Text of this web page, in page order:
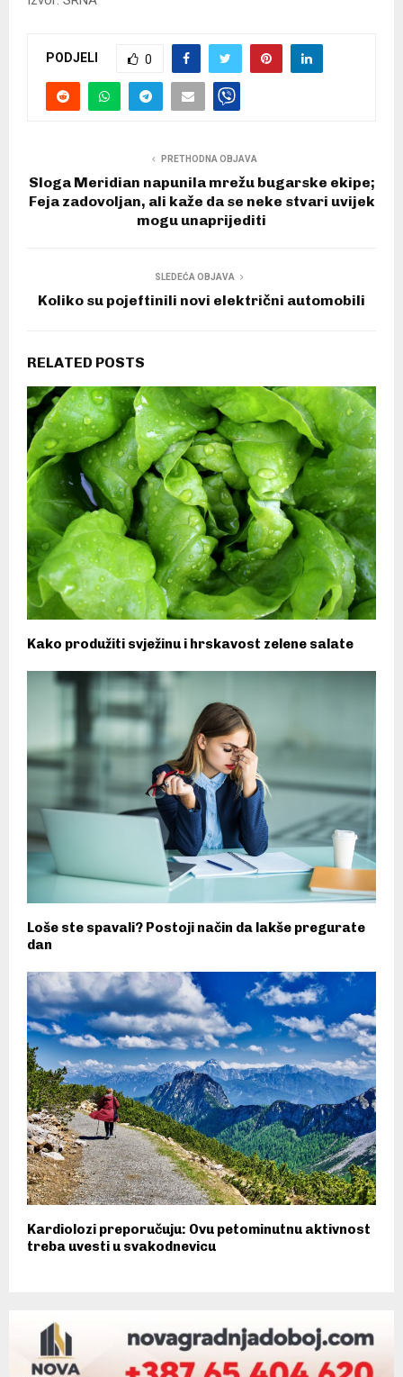
PODJELI 0
PRETHODNA OBJAVA
Sloga Meridian napunila mrežu bugarske ekipe;
Feja zadovoljan, ali kaže da se neke stvari uvijek
mogu unaprijediti
SLEDEĆA OBJAVA
Koliko su pojeftinili novi električni automobili
RELATED POSTS
Kako produžiti svježinu i hrskavost zelene salate
Loše ste spavali? Postoji način da lakše pregurate
dan
Kardiolozi preporučuju: Ovu petominutnu aktivnost
treba uvesti u svakodnevicu